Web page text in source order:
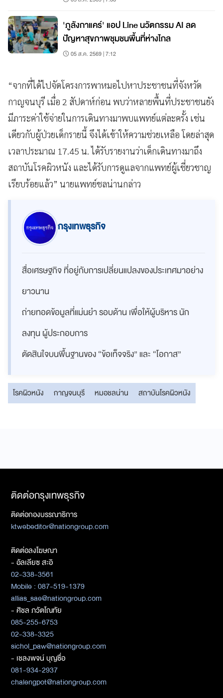
'ภูลังกาแคร์' แอป Line นวัตกรรม AI ลด
ปัญหาสุขภาพชุมชนพื้นที่ห่างไกล
05 ส.ค. 2569 | 7:12
“จากที่ได้ไปจัดโครงการพาหมอไปหาประชาชนที่จังหวัด
กาญจนบุรี เมื่อ 2 สัปดาห์ก่อน พบว่าหลายพื้นที่ประชาชนยัง
มีภาระค่าใช้จ่ายในการเดินทางมาพบแพทย์แต่ละครั้ง เช่น
เดียวกับผู้ป่วยเด็กรายนี้ จึงได้เข้าให้ความช่วยเหลือ โดยล่าสุด
เวลาประมาณ 17.45 น. ได้รับรายงานว่าเด็กเดินทางมาถึง
สถาบันโรคผิวหนัง และได้รับการดูแลจากแพทย์ผู้เชี่ยวชาญ
เรียบร้อยแล้ว” นายแพทย์ชลน่านกล่าว
กรุงเทพธุรกิจ
สื่อเศรษฐกิจ ที่อยู่กับการเปลี่ยนแปลงของประเทศมาอย่าง
ยาวนาน
ถ่ายทอดข้อมูลที่แม่นยำ รอบด้าน เพื่อให้ผู้บริหาร นัก
ลงทุน ผู้ประกอบการ
ตัดสินใจบนพื้นฐานของ “ข้อเท็จจริง” และ “โอกาส”
โรคผิวหนัง กาญจนบุรี หมอชลน่าน สถาบันโรคผิวหนัง
ติดต่อกรุงเทพธุรกิจ
ติดต่อกองบรรณาธิการ
ktwebeditor@nationgroup.com
ติดต่อลงโฆษณา
- อัลเลียซ สะอิ
02-338-3561
Mobile : 087-519-1379
allias_sae@nationgroup.com
- ศิชล ภวัตโณทัย
085-255-6753
02-338-3325
sichol_paw@nationgroup.com
- เชลงพจน์ บุญซื่อ
081-934-2937
chalengpot@nationgroup.com